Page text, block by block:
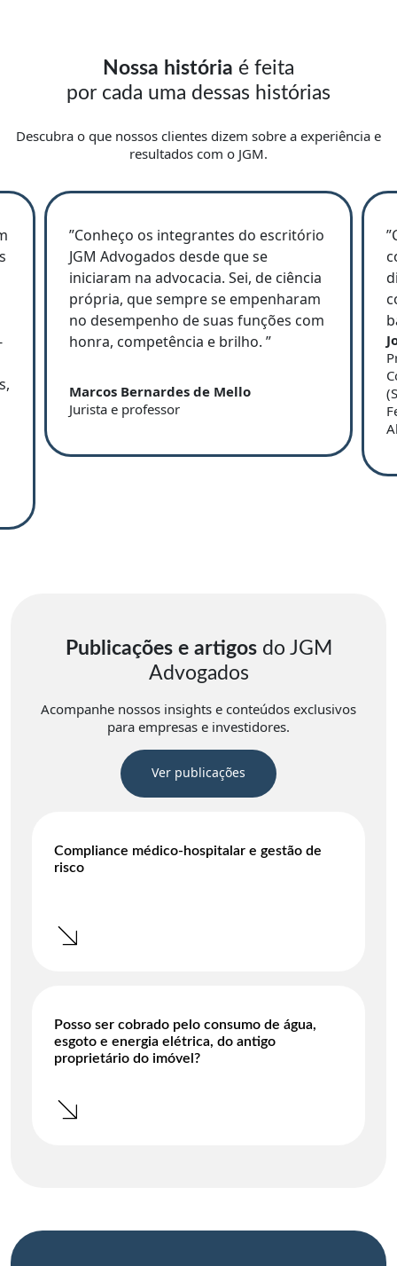
Nossa história é feita
por cada uma dessas histórias
Descubra o que nossos clientes dizem sobre a experiência e
resultados com o JGM.
”Conheço os integrantes do escritório
JGM Advogados desde que se
iniciaram na advocacia. Sei, de ciência
própria, que sempre se empenharam
no desempenho de suas funções com
honra, competência e brilho. ”
Marcos Bernardes de Mello
Jurista e professor
Publicações e artigosdo JGM
Advogados
Acompanhe nossos insights e conteúdos exclusivos
para empresas e investidores.
Ver publicações
Compliance médico-hospitalar e gestão de
risco
Posso ser cobrado pelo consumo de água,
esgoto e energia elétrica, do antigo
proprietário do imóvel?